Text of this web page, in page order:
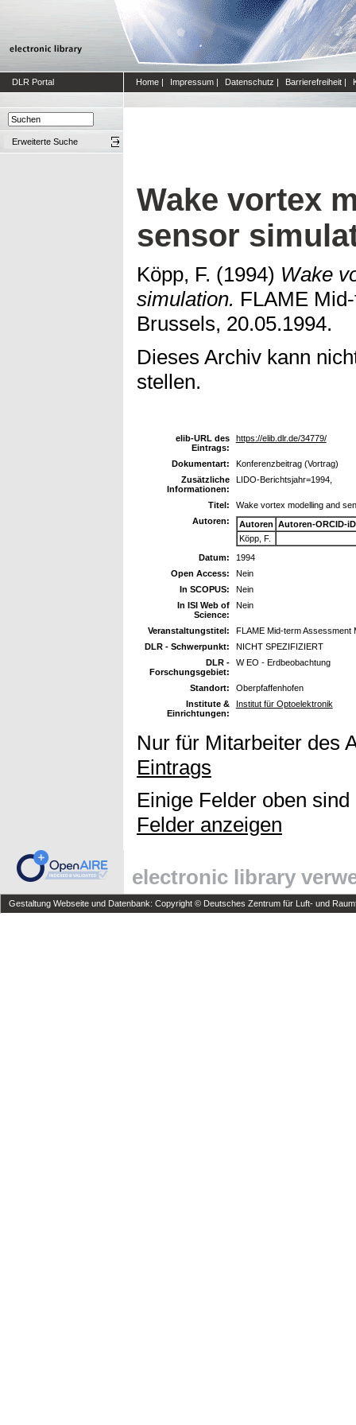
DLR Portal Home | Impressum | Datenschutz | Barrierefreiheit |
Erweiterte Suche
Wake vortex
sensor
Köpp, F. (1994) Wake
simulation. FLAME
Brussels, 20.05.1994.
Dieses Archiv kann
stellen.
elib-URL des
Eintrags:
https://elib.dlr.de/34779/
Dokumentart:
Konferenzbeitrag (Vortrag)
Zusätzliche
Informationen:
LIDO-Berichtsjahr=1994,
Titel:
Wake vortex modelling and
Autoren:
Autoren Autoren-ORCID-iD
Köpp, F.
Datum:
1994
Open Access:
Nein
In SCOPUS:
Nein
In ISI Web of
Science:
Nein
Veranstaltungstitel:
FLAME Mid-term Assessment
DLR - Schwerpunkt:
NICHT SPEZIFIZIERT
DLR -
Forschungsgebiet:
W EO - Erdbeobachtung
Standort:
Oberpfaffenhofen
Institute &
Einrichtungen:
Institut für Optoelektronik
Nur für Mitarbeiter des
Eintrags
Einige Felder oben
Felder anzeigen
electronic library
Gestaltung Webseite und Datenbank: Copyright © Deutsches Zentrum für Luft- und